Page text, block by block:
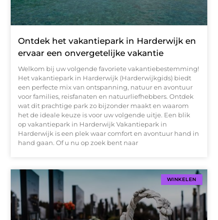
Ontdek het vakantiepark in Harderwijk en
ervaar een onvergetelijke vakantie
Welkom bij uw volgende favoriete vakantiebestemming!
Het vakantiepark in Harderwijk (Harderwijkgids) biedt
een perfecte mix van ontspanning, natuur en avontuur
voor families, reisfanaten en natuurliefhebbers. Ontdek
wat dit prachtige park zo bijzonder maakt en waarom
het de ideale keuze is voor uw volgende uitje. Een blik
op vakantiepark in Harderwijk Vakantiepark in
Harderwijk is een plek waar comfort en avontuur hand in
hand gaan. Of u nu op zoek bent naar
WINKELEN